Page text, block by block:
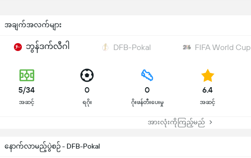
အချက်အလက်များ
ဘွန်ဒက်လီဂါ DFB-Pokal FIFA World Cup
5/34
အဆင့်
0
ရဂိုး
0
ဂိုးဖန်တီးပေးမှု
6.4
အဆင့်
အားလုံးကိုကြည့်မည်
နောက်လာမည့်ပွဲစဉ် - DFB-Pokal